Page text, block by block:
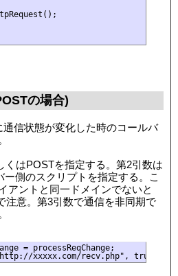
の場合)
通信状態が変化した時のコールバ
くはPOSTを指定する。第2引数は
側のスクリプトを指定する。こ
アントと同一ドメインでないと
注意。第3引数で通信を非同期で
= processReqChange;